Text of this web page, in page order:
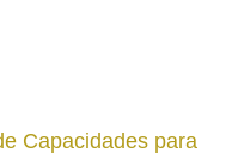
Capacidades para